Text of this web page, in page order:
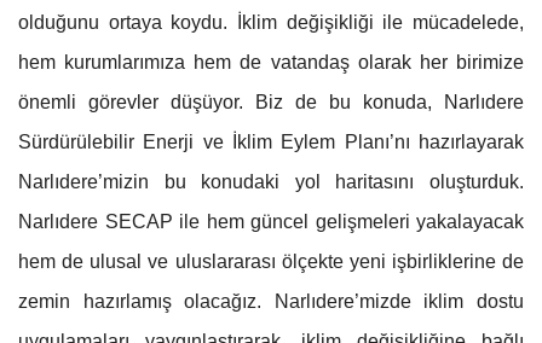
olduğunu ortaya koydu. İklim değişikliği ile mücadelede,
hem kurumlarımıza hem de vatandaş olarak her birimize
önemli görevler düşüyor. Biz de bu konuda, Narlıdere
Sürdürülebilir Enerji ve İklim Eylem Planı’nı hazırlayarak
Narlıdere’mizin bu konudaki yol haritasını oluşturduk.
Narlıdere SECAP ile hem güncel gelişmeleri yakalayacak
hem de ulusal ve uluslararası ölçekte yeni işbirliklerine de
zemin hazırlamış olacağız. Narlıdere’mizde iklim dostu